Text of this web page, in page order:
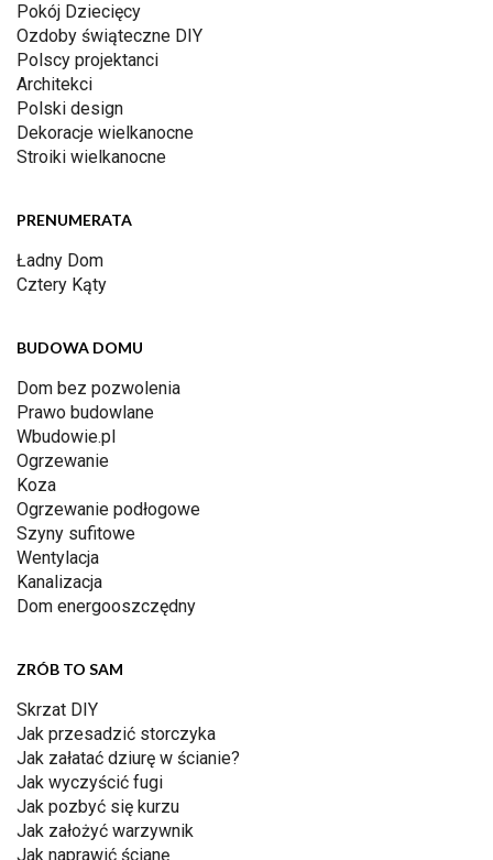
Pokój Dziecięcy
Ozdoby świąteczne DIY
Polscy projektanci
Architekci
Polski design
Dekoracje wielkanocne
Stroiki wielkanocne
PRENUMERATA
Ładny Dom
Cztery Kąty
BUDOWA DOMU
Dom bez pozwolenia
Prawo budowlane
Wbudowie.pl
Ogrzewanie
Koza
Ogrzewanie podłogowe
Szyny sufitowe
Wentylacja
Kanalizacja
Dom energooszczędny
ZRÓB TO SAM
Skrzat DIY
Jak przesadzić storczyka
Jak załatać dziurę w ścianie?
Jak wyczyścić fugi
Jak pozbyć się kurzu
Jak założyć warzywnik
Jak naprawić ścianę